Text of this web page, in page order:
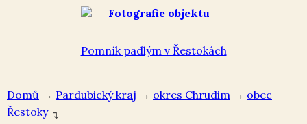
Domů → Pardubický kraj → okres Chrudim →
Řestoky ↴
Pomník padlým v Řestokách